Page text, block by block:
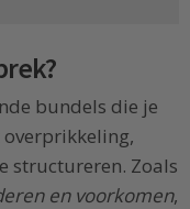
bundels die je
structureren. Zoals
en voorkomen,